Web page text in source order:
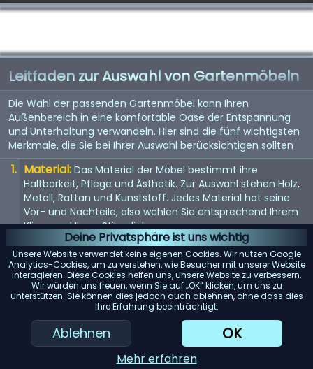
Deine Privatsphäre ist uns wichtig
Unsere Website verwendet keine eigenen Cookies. Wir nutzen Google
Analytics-Cookies, um zu verstehen, wie Besucher mit unserer Website
interagieren. Diese Cookies helfen uns, unsere Website zu verbessern.
Wir würden uns freuen, wenn Sie auf „OK“ klicken, um uns zu
unterstützen. Sie können dies jedoch auch ablehnen, ohne dass dies
Ihre Erfahrung beeinträchtigt.
Ablehnen OK
Mehr erfahren
Leitfaden zur Auswahl von Gartenmöbeln
Die Wahl der passenden Gartenmöbel kann Ihren
Außenbereich in eine komfortable Oase der Entspannung
und Unterhaltung verwandeln. Hier sind die fünf wichtigsten
Merkmale, die Sie bei Ihrer Auswahl berücksichtigen sollten
Material: Das Material der Möbel bestimmt ihre
Haltbarkeit, Pflege und Ästhetik. Zur Auswahl stehen Holz,
Metall, Rattan und Kunststoff. Jedes Material hat seine
Vor- und Nachteile, also wählen Sie entsprechend Ihrem
Klima und Ihren Stilvorlieben.
Komfort: Komfort ist der Schlüssel, wenn es um
Gartenmöbel geht. Suchen Sie nach ergonomisch
gestalteten Stücken mit ausreichender Polsterung oder
der Möglichkeit, Kissen hinzuzufügen.
Berücksichtigen Sie die Größe Ihres Gartens und
der Möbel. Stellen Sie sicher, dass die von Ihnen
ausgewählten Möbel gut in Ihren Bereich passen, ohne
dass er überfüllt oder zu leer wirkt.